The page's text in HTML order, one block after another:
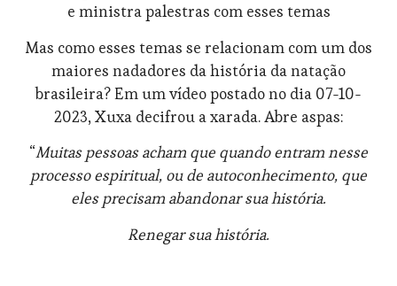
e ministra palestras com esses temas
Mas como esses temas se relacionam com um dos
maiores nadadores da história da natação
brasileira? Em um vídeo postado no dia 07-10-
2023, Xuxa decifrou a xarada. Abre aspas:
“Muitas pessoas acham que quando entram nesse
processo espiritual, ou de autoconhecimento, que
eles precisam abandonar sua história.
Renegar sua história.